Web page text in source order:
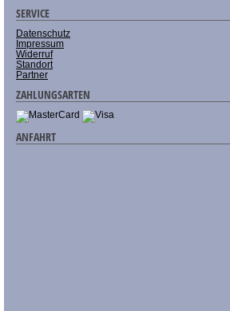
SERVICE
Datenschutz
Impressum
Widerruf
Standort
Partner
ZAHLUNGSARTEN
ANFAHRT